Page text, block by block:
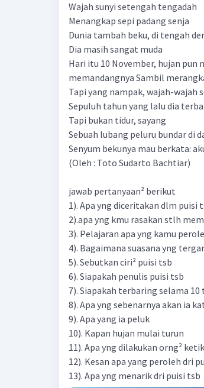
Wajah sunyi setengah tengadah
Menangkap sepi padang senja
Dunia tambah beku, di tengah
Dia masih sangat muda
Hari itu 10 November, hujan
memandangnya Sambil
Tapi yang nampak, wajah-wajah
Sepuluh tahun yang lalu dia
Tapi bukan tidur, sayang
Sebuah lubang peluru bundar di
Senyum bekunya mau berkata:
(Oleh : Toto Sudarto Bachtiar)
jawab pertanyaan² berikut
1). Apa yng diceritakan dlm puisi
2).apa yng kmu rasakan stlh
3). Pelajaran apa yng kamu
4). Bagaimana suasana yng
5). Sebutkan ciri² puisi tsb
6). Siapakah penulis puisi tsb
7). Siapakah terbaring selama 10
8). Apa yng sebenarnya akan ia
9). Apa yang ia peluk
10). Kapan hujan mulai turun
11). Apa yng dilakukan orng²
12). Kesan apa yang peroleh dri
13). Apa yng menarik dri puisi tsb